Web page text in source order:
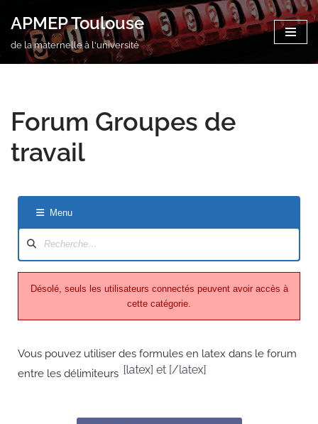
Aller
APMEP Toulouse
de la maternelle à l'université
Forum Groupes de
travail
Menu
Désolé, seuls les utilisateurs connectés peuvent avoir accès à
cette catégorie.
Vous pouvez utiliser des formules en latex dans le forum
entre les délimiteurs